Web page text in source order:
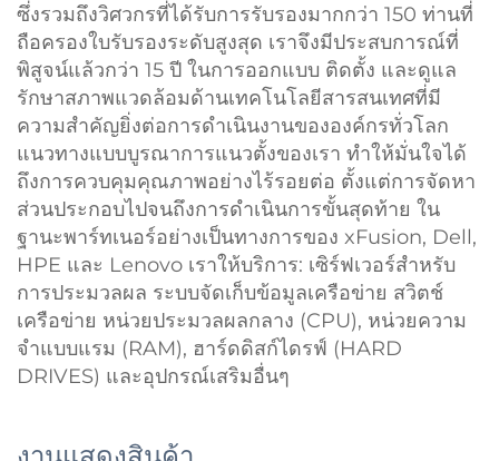
ซึ่งรวมถึงวิศวกรที่ได้รับการรับรองมากกว่า 150 ท่านที่
ถือครองใบรับรองระดับสูงสุด เราจึงมีประสบการณ์ที่
พิสูจน์แล้วกว่า 15 ปี ในการออกแบบ ติดตั้ง และดูแล
รักษาสภาพแวดล้อมด้านเทคโนโลยีสารสนเทศที่มี
ความสำคัญยิ่งต่อการดำเนินงานขององค์กรทั่วโลก
แนวทางแบบบูรณาการแนวตั้งของเรา ทำให้มั่นใจได้
ถึงการควบคุมคุณภาพอย่างไร้รอยต่อ ตั้งแต่การจัดหา
ส่วนประกอบไปจนถึงการดำเนินการขั้นสุดท้าย ใน
ฐานะพาร์ทเนอร์อย่างเป็นทางการของ xFusion, Dell,
HPE และ Lenovo เราให้บริการ: เซิร์ฟเวอร์สำหรับ
การประมวลผล ระบบจัดเก็บข้อมูลเครือข่าย สวิตช์
เครือข่าย หน่วยประมวลผลกลาง (CPU), หน่วยความ
จำแบบแรม (RAM), ฮาร์ดดิสก์ไดรฟ์ (HARD
DRIVES) และอุปกรณ์เสริมอื่นๆ